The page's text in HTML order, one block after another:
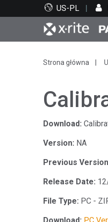
US-PL
Top
Druk i
Motoryzacja
Wsparcie
Zasoby
Strona główna
Download:
Version: NA
Previous
Release Date:
File Type: PC -
Download: PC